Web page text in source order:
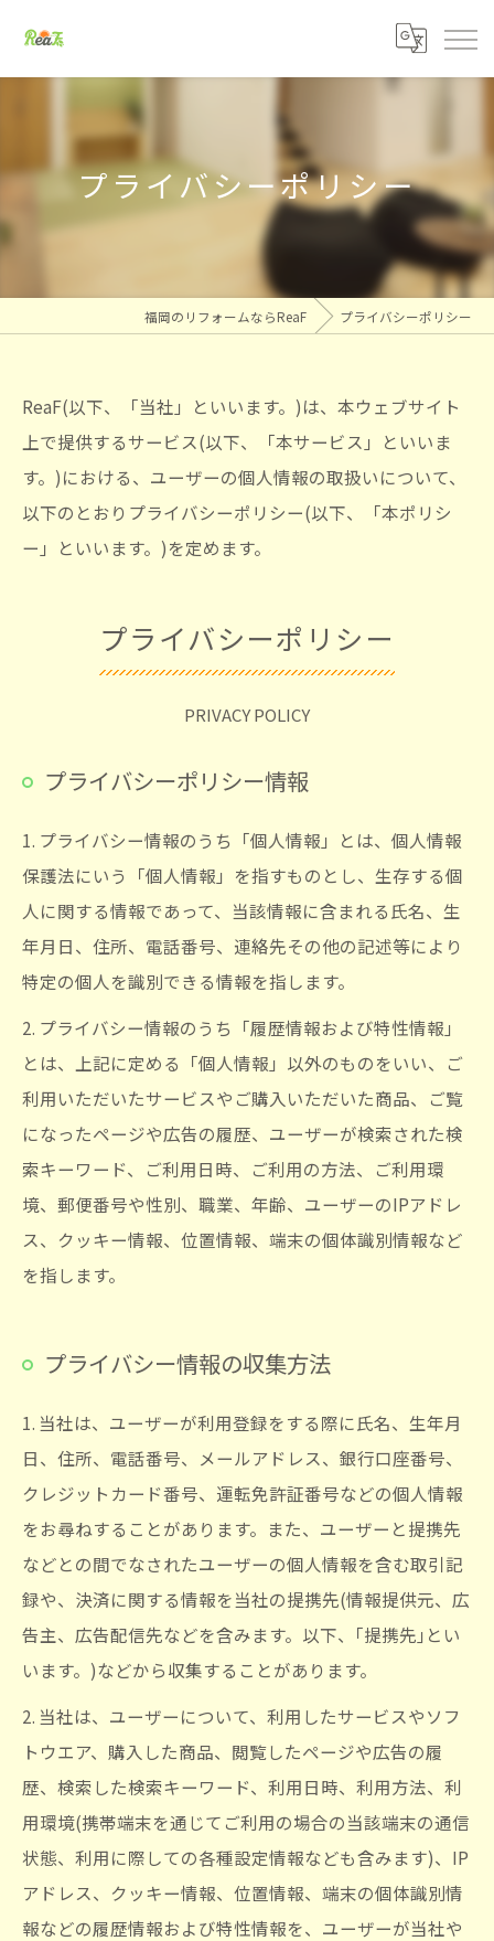
プライバシーポリシー
福岡のリフォームならReaF プライバシーポリシー
ReaF(以下、「当社」といいます。)は、本ウェブサイト
上で提供するサービス(以下、「本サービス」といいま
す。)における、ユーザーの個人情報の取扱いについて、
以下のとおりプライバシーポリシー(以下、「本ポリシ
ー」といいます。)を定めます。
プライバシーポリシー
PRIVACY POLICY
プライバシーポリシー情報
1. プライバシー情報のうち「個人情報」とは、個人情報
保護法にいう「個人情報」を指すものとし、生存する個
人に関する情報であって、当該情報に含まれる氏名、生
年月日、住所、電話番号、連絡先その他の記述等により
特定の個人を識別できる情報を指します。
2. プライバシー情報のうち「履歴情報および特性情報」
とは、上記に定める「個人情報」以外のものをいい、ご
利用いただいたサービスやご購入いただいた商品、ご覧
になったページや広告の履歴、ユーザーが検索された検
索キーワード、ご利用日時、ご利用の方法、ご利用環
境、郵便番号や性別、職業、年齢、ユーザーのIPアドレ
ス、クッキー情報、位置情報、端末の個体識別情報など
を指します。
プライバシー情報の収集方法
1. 当社は、ユーザーが利用登録をする際に氏名、生年月
日、住所、電話番号、メールアドレス、銀行口座番号、
クレジットカード番号、運転免許証番号などの個人情報
をお尋ねすることがあります。また、ユーザーと提携先
などとの間でなされたユーザーの個人情報を含む取引記
録や、決済に関する情報を当社の提携先(情報提供元、広
告主、広告配信先などを含みます。以下、｢提携先｣とい
います。)などから収集することがあります。
2. 当社は、ユーザーについて、利用したサービスやソフ
トウエア、購入した商品、閲覧したページや広告の履
歴、検索した検索キーワード、利用日時、利用方法、利
用環境(携帯端末を通じてご利用の場合の当該端末の通信
状態、利用に際しての各種設定情報なども含みます)、IP
アドレス、クッキー情報、位置情報、端末の個体識別情
報などの履歴情報および特性情報を、ユーザーが当社や